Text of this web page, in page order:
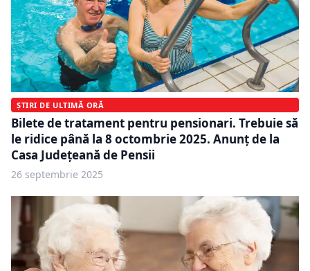
ȘTIRI DE ULTIMĂ ORĂ
Bilete de tratament pentru pensionari. Trebuie să
le ridice până la 8 octombrie 2025. Anunț de la
Casa Județeană de Pensii
26 septembrie 2025